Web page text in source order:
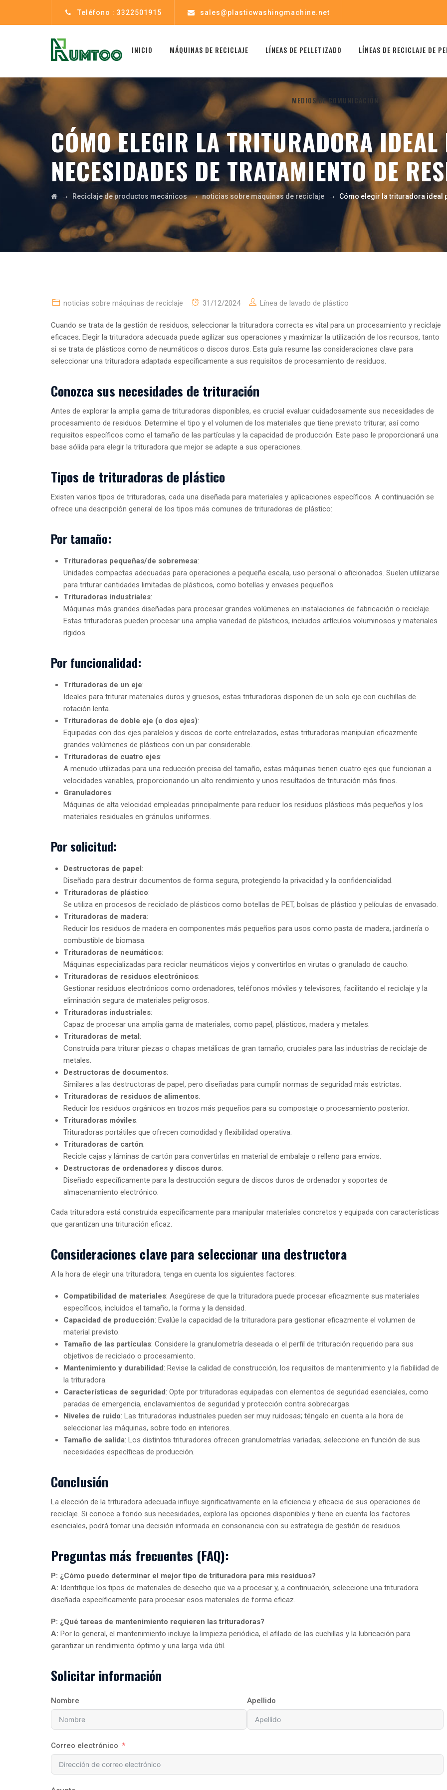
Teléfono : 3322501915 sales@plasticwashingmachine.net
INICIO MÁQUINAS DE RECICLAJE LÍNEAS DE PELLETIZADO LÍNEAS DE RECICLAJE DE
MEDIOS DE COMUNICACIÓN
CÓMO ELEGIR LA TRITURADORA
NECESIDADES DE TRATAMIENTO DE
→ Reciclaje de productos mecánicos→noticias sobre máquinas de reciclaje → Cómo elegir la trituradora ideal
noticias sobre máquinas de reciclaje 31/12/2024 Línea de lavado de plástico
Cuando se trata de la gestión de residuos, seleccionar la trituradora correcta es vital para un procesamiento y reciclaje
eficaces. Elegir la trituradora adecuada puede agilizar sus operaciones y maximizar la utilización de los recursos, tanto
si se trata de plásticos como de neumáticos o discos duros. Esta guía resume las consideraciones clave para
seleccionar una trituradora adaptada específicamente a sus requisitos de procesamiento de residuos.
Conozca sus necesidades de trituración
Antes de explorar la amplia gama de trituradoras disponibles, es crucial evaluar cuidadosamente sus necesidades de
procesamiento de residuos. Determine el tipo y el volumen de los materiales que tiene previsto triturar, así como
requisitos específicos como el tamaño de las partículas y la capacidad de producción. Este paso le proporcionará una
base sólida para elegir la trituradora que mejor se adapte a sus operaciones.
Tipos de trituradoras de plástico
Existen varios tipos de trituradoras, cada una diseñada para materiales y aplicaciones específicos. A continuación se
ofrece una descripción general de los tipos más comunes de trituradoras de plástico:
Por tamaño:
Trituradoras pequeñas/de sobremesa:
Unidades compactas adecuadas para operaciones a pequeña escala, uso personal o aficionados. Suelen utilizarse
para triturar cantidades limitadas de plásticos, como botellas y envases pequeños.
Trituradoras industriales:
Máquinas más grandes diseñadas para procesar grandes volúmenes en instalaciones de fabricación o reciclaje.
Estas trituradoras pueden procesar una amplia variedad de plásticos, incluidos artículos voluminosos y materiales
rígidos.
Por funcionalidad:
Trituradoras de un eje:
Ideales para triturar materiales duros y gruesos, estas trituradoras disponen de un solo eje con cuchillas de
rotación lenta.
Trituradoras de doble eje (o dos ejes):
Equipadas con dos ejes paralelos y discos de corte entrelazados, estas trituradoras manipulan eficazmente
grandes volúmenes de plásticos con un par considerable.
Trituradoras de cuatro ejes:
A menudo utilizadas para una reducción precisa del tamaño, estas máquinas tienen cuatro ejes que funcionan a
velocidades variables, proporcionando un alto rendimiento y unos resultados de trituración más finos.
Granuladores:
Máquinas de alta velocidad empleadas principalmente para reducir los residuos plásticos más pequeños y los
materiales residuales en gránulos uniformes.
Por solicitud:
Destructoras de papel:
Diseñado para destruir documentos de forma segura, protegiendo la privacidad y la confidencialidad.
Trituradoras de plástico:
Se utiliza en procesos de reciclado de plásticos como botellas de PET, bolsas de plástico y películas de envasado.
Trituradoras de madera:
Reducir los residuos de madera en componentes más pequeños para usos como pasta de madera, jardinería o
combustible de biomasa.
Trituradoras de neumáticos:
Máquinas especializadas para reciclar neumáticos viejos y convertirlos en virutas o granulado de caucho.
Trituradoras de residuos electrónicos:
Gestionar residuos electrónicos como ordenadores, teléfonos móviles y televisores, facilitando el reciclaje y la
eliminación segura de materiales peligrosos.
Trituradoras industriales:
Capaz de procesar una amplia gama de materiales, como papel, plásticos, madera y metales.
Trituradoras de metal:
Construida para triturar piezas o chapas metálicas de gran tamaño, cruciales para las industrias de reciclaje de
metales.
Destructoras de documentos:
Similares a las destructoras de papel, pero diseñadas para cumplir normas de seguridad más estrictas.
Trituradoras de residuos de alimentos:
Reducir los residuos orgánicos en trozos más pequeños para su compostaje o procesamiento posterior.
Trituradoras móviles:
Trituradoras portátiles que ofrecen comodidad y flexibilidad operativa.
Trituradoras de cartón:
Recicle cajas y láminas de cartón para convertirlas en material de embalaje o relleno para envíos.
Destructoras de ordenadores y discos duros:
Diseñado específicamente para la destrucción segura de discos duros de ordenador y soportes de
almacenamiento electrónico.
Cada trituradora está construida específicamente para manipular materiales concretos y equipada con características
que garantizan una trituración eficaz.
Consideraciones clave para seleccionar una destructora
A la hora de elegir una trituradora, tenga en cuenta los siguientes factores:
Compatibilidad de materiales: Asegúrese de que la trituradora puede procesar eficazmente sus materiales
específicos, incluidos el tamaño, la forma y la densidad.
Capacidad de producción: Evalúe la capacidad de la trituradora para gestionar eficazmente el volumen de
material previsto.
Tamaño de las partículas: Considere la granulometría deseada o el perfil de trituración requerido para sus
objetivos de reciclado o procesamiento.
Mantenimiento y durabilidad: Revise la calidad de construcción, los requisitos de mantenimiento y la fiabilidad de
la trituradora.
Características de seguridad: Opte por trituradoras equipadas con elementos de seguridad esenciales, como
paradas de emergencia, enclavamientos de seguridad y protección contra sobrecargas.
Niveles de ruido: Las trituradoras industriales pueden ser muy ruidosas; téngalo en cuenta a la hora de
seleccionar las máquinas, sobre todo en interiores.
Tamaño de salida: Los distintos trituradores ofrecen granulometrías variadas; seleccione en función de sus
necesidades específicas de producción.
Conclusión
La elección de la trituradora adecuada influye significativamente en la eficiencia y eficacia de sus operaciones de
reciclaje. Si conoce a fondo sus necesidades, explora las opciones disponibles y tiene en cuenta los factores
esenciales, podrá tomar una decisión informada en consonancia con su estrategia de gestión de residuos.
Preguntas más frecuentes (FAQ):
P: ¿Cómo puedo determinar el mejor tipo de trituradora para mis residuos?
A: Identifique los tipos de materiales de desecho que va a procesar y, a continuación, seleccione una trituradora
diseñada específicamente para procesar esos materiales de forma eficaz.
P: ¿Qué tareas de mantenimiento requieren las trituradoras?
A: Por lo general, el mantenimiento incluye la limpieza periódica, el afilado de las cuchillas y la lubricación para
garantizar un rendimiento óptimo y una larga vida útil.
Solicitar información
Nombre Apellido
Correo electrónico